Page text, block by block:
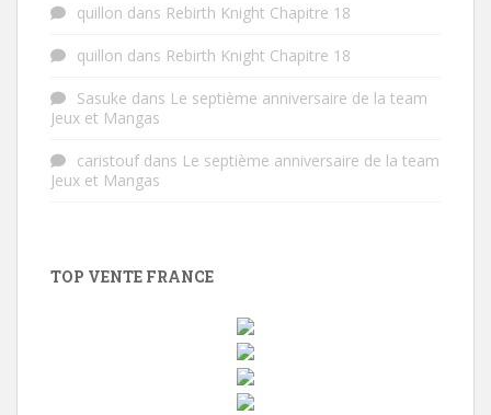
quillon dans Rebirth Knight Chapitre 18
quillon dans Rebirth Knight Chapitre 18
Sasuke dans Le septième anniversaire de la team
Jeux et Mangas
caristoufdans Le septième anniversaire de la team
Jeux et Mangas
TOP VENTE FRANCE